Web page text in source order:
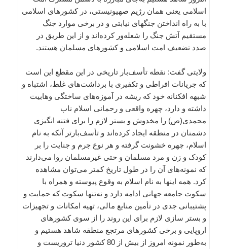
اسلامی یعنی همان رژیم صهیونیستی، در کشورهای اسلامی
با به راه انداختن جنگهای نیابتی و در برخی موارد جنگ
مستقیم آتش جنگ را شعله‌ور کرده‌اند و از این طریق در
صدد تضعیف امت اسلامی و کشورهای مسلمان هستند.
ولایتی گفت: نقطه تأسف‌بار تاریخی در این مقطع این است
که جریانات افراطی و تکفیری با برداشت‌های غلط، اشتباه و
شبهه افکنانه خود که ریشه در آموزه‌های ساختگی وهابیت
داشته و دارد، چهره واقعی و رحمانی اسلام ناب
محمدی(ص) را مخدوش و بستر لازم را برای فتنه انگیزی
دشمنان در منطقه ایجاد کرده‌اند و تأسف‌بارتر آنکه به نام
اسلام، چهره خشونت گرفته و هر نوع جرم و جنایت را بر
کودک و زن و مرد مسلمان و حتی غیرمسلمان روا می‌دارند
که نمونه‌های آن را در طول تاریخ کمتر می‌توان مشاهده
کرد. همه اینها به نام اسلام به وقوع پیوسته و همراه با
سکوت جامعه جهانی ادامه دارد و نه‌تنها سکوت که حمایت و
پشتیبانی جدی در تأمین منابع مالی، تهیه امکانات و تجهیزات
و بستر سازی لازم برای این روند را از سوی کشورهای
اروپایی و برخی کشورهای مرتجع منطقه شاهد هستیم و
به‌طور نمونه امروز از بیش از 80 کشور دنیا تروریست و